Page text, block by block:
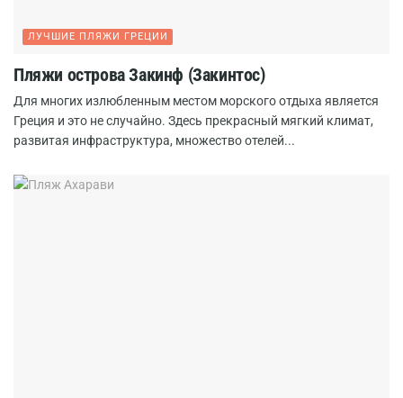
ЛУЧШИЕ ПЛЯЖИ ГРЕЦИИ
Пляжи острова Закинф (Закинтос)
Для многих излюбленным местом морского отдыха является
Греция и это не случайно. Здесь прекрасный мягкий климат,
развитая инфраструктура, множество отелей...